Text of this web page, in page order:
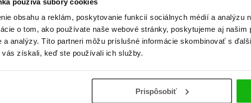
obsahu a reklám, poskytovanie funkcií sociálnych médií a analýzu
o tom, ako používate naše webové stránky, poskytujeme aj našim
a analýzy. Títo partneri môžu príslušné informácie skombinovať s
vás získali, keď ste používali ich služby.
Prispôsobiť
Prihlásiť